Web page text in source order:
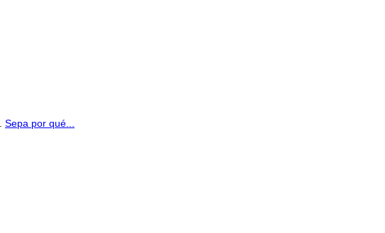
Sepa por qué...